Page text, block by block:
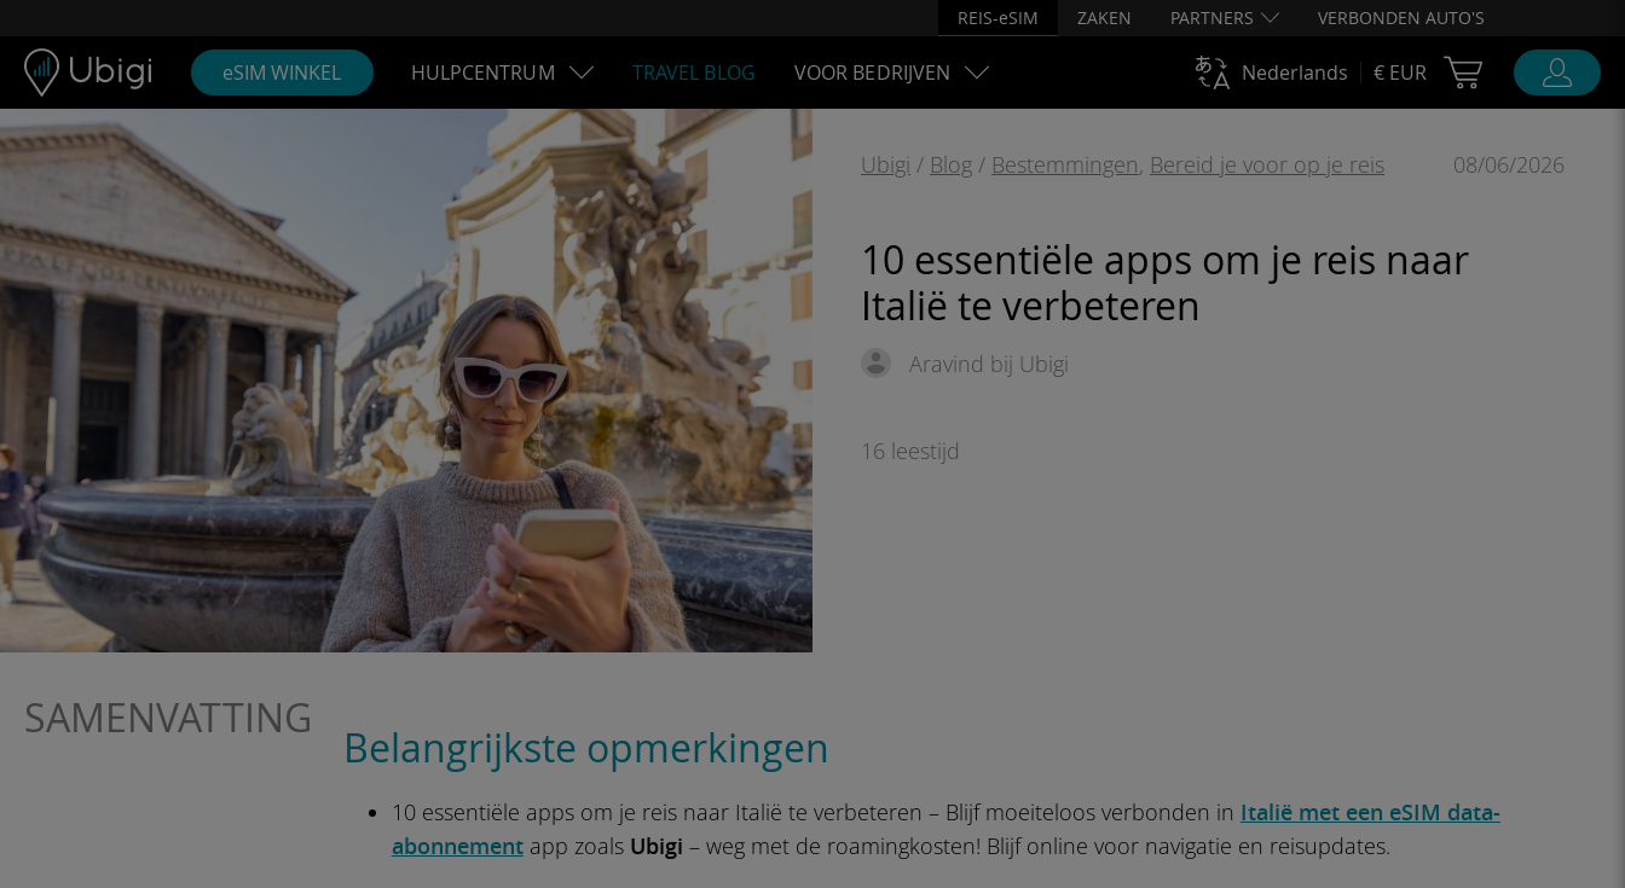
REIS-eSIM ZAKEN PARTNERS VERBONDEN AUTO'S
eSIM WINKEL HULPCENTRUM TRAVEL BLOG VOOR BEDRIJVEN Nederlands € EUR Cart Ubigi
Ubigi / Blog / Bestemmingen, Bereid je voor op je reis 08/06/2026
10 essentiële apps om je reis naar
Italië te verbeteren
Aravind bij Ubigi
16 leestijd
SAMENVATTING
Belangrijkste opmerkingen
10 essentiële apps om je reis naar Italië te verbeteren – Blijf moeiteloos verbonden in Italië met een eSIM data-
abonnementapp zoals Ubigi – weg met de roamingkosten! Blijf online voor navigatie en reisupdates.